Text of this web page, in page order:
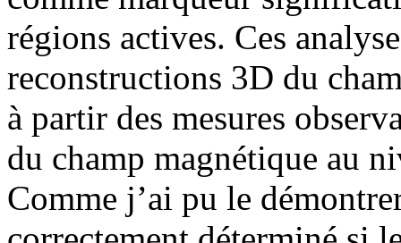
régions actives. Ces
reconstructions 3D du
à partir des mesures
du champ magnétique au
Comme j’ai pu le